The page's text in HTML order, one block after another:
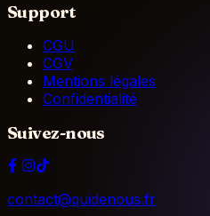
Support
CGU
CGV
Mentions légales
Confidentialité
Suivez-nous
contact@quidenous.fr